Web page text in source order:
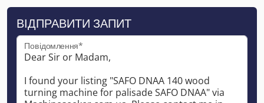
ВІДПРАВИТИ ЗАПИТ
Повідомлення*